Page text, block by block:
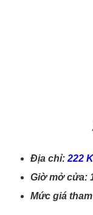
Địa chỉ: 222
Giờ mở cửa:
Mức giá